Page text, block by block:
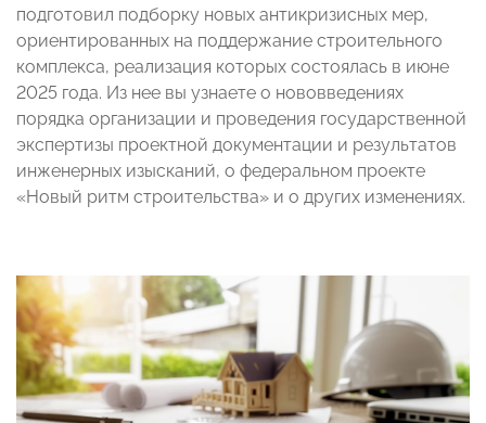
подготовил подборку новых антикризисных мер,
ориентированных на поддержание строительного
комплекса, реализация которых состоялась в июне
2025 года. Из нее вы узнаете о нововведениях
порядка организации и проведения государственной
экспертизы проектной документации и результатов
инженерных изысканий, о федеральном проекте
«Новый ритм строительства» и о других изменениях.